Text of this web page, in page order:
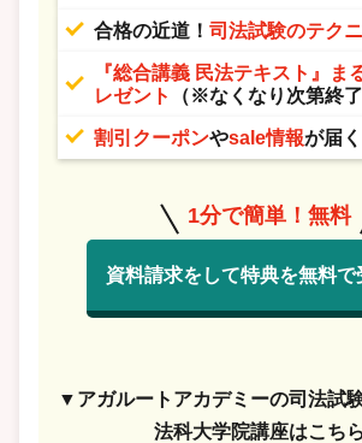
合格の近道！ 司法試験のテク
『総合講義 民法テキスト』ま
レゼント
（※なくなり次第終了
割引クーポンやsale情報が届く
1分で簡単！無料
資料請求をして特典を無料で
▼アガルートアカデミーの司法試
法科大学院講座はこち